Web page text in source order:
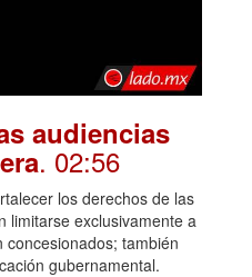
audiencias
. 02:56
los derechos de las
limitarse exclusivamente a
concesionados; también
gubernamental.